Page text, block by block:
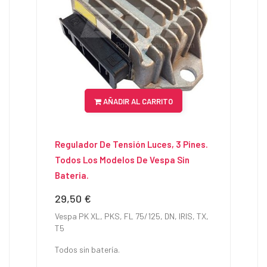
AÑADIR AL CARRITO
Regulador De Tensión Luces, 3 Pines.
Todos Los Modelos De Vespa Sin
Bateria.
Precio
29,50 €
Vespa PK XL, PKS, FL 75/125, DN, IRIS, TX,
T5
Todos sin batería.